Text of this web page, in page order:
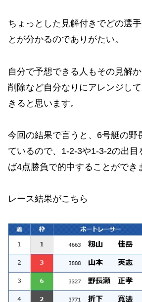
ちょっとした見解付きでどの選
とが分かるのでありがたい。
自分で予想できる人もその見解
削除など自分なりにアレンジし
きると思います。
今回の結果で言うと、6号艇の野
ているので、1-2-3や1-3-2の出目
ば4点勝負で的中することができ
レース結果がこちら